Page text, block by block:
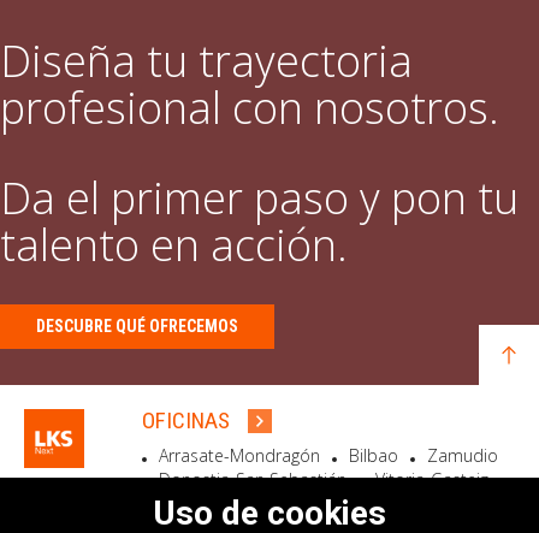
Diseña tu trayectoria
profesional con nosotros.
Da el primer paso y pon tu
talento en acción.
DESCUBRE QUÉ OFRECEMOS
OFICINAS
Arrasate-Mondragón Bilbao
Zamudio
Donostia-San Sebastián
Vitoria-Gasteiz
Madrid
El Astillero Bidart
Uso de cookies